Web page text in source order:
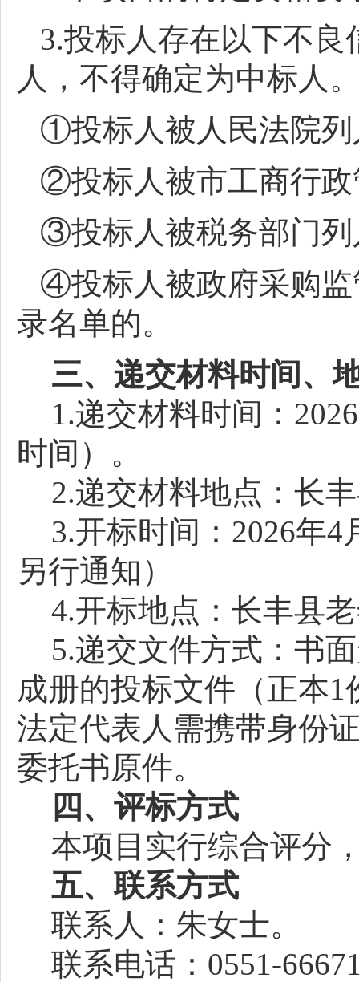
3.投标人存在以下不
人，不得确定为中标人
①投标人被人民法院
②投标人被市工商行政
③投标人被税务部门列
④投标人被政府采购监
录名单的。
三、递交材料时间、
1.递交材料时间：
时间）。
2.递交材料地点：长
3.开标时间：2026年
另行通知）
4.开标地点：长丰县
5.递交文件方式：书
成册的投标文件（正本
法定代表人需携带身份
委托书原件。
四、评标方式
本项目实行综合评分
五、联系方式
联系人：朱女士。
联系电话：0551-